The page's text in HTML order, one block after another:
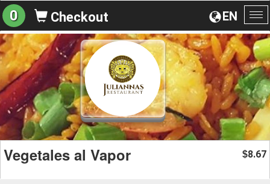
EN
0 Checkout
Vegetales al Vapor $8.67